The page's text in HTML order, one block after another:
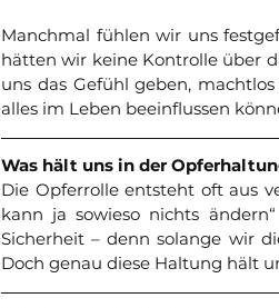
Manchmal fühlen wir uns
hätten wir keine Kontrolle über
uns das Gefühl geben,
alles im Leben beeinflussen
Was hält uns in der
Die Opferrolle entsteht oft aus
kann ja sowieso nichts
Sicherheit – denn solange wir
Doch genau diese Haltung hält